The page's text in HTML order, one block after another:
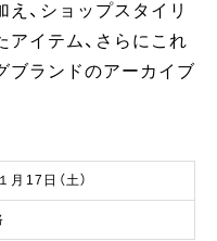
、ショップスタイリ
イテム、さらにこれ
ブランドのアーカイブ
17日（土）